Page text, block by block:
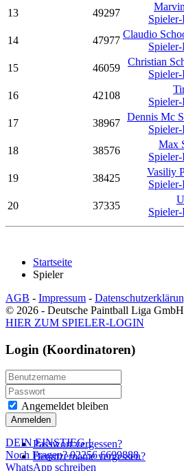
13
49297
14
47977
Claudio
15
46059
Christian
16
42108
17
38967
Dennis Mc
18
38576
Max
19
38425
Vasiliy
20
37335
Startseite
Spieler
AGB - Impressum -
© 2026 - Deutsche Paintball Liga GmbH
HIER ZUM SPIELER-LOGIN
Login (Koordinatoren)
Angemeldet bleiben
Anmelden
Passwort vergessen?
Benutzername vergessen?
DEIN EINSTIEG!
Noch Fragen? 02256 6699888
WhatsApp schreiben